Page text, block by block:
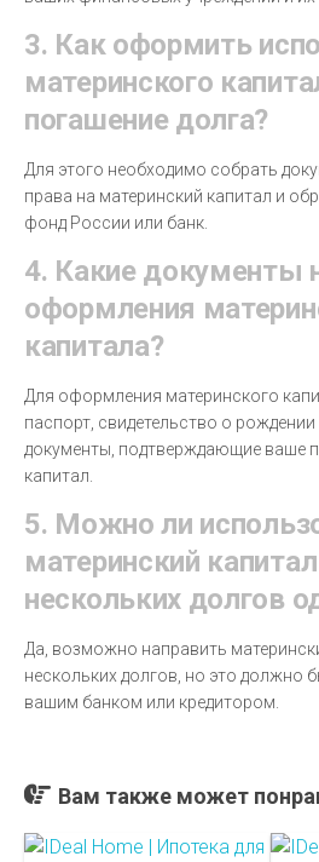
3. Как оформить
материнского
погашение долга?
Для этого необходимо собрать
права на материнский капитал и
фонд России или банк.
4. Какие документы
оформления
капитала?
Для оформления материнского
паспорт, свидетельство о рождении
документы, подтверждающие ваше
капитал.
5. Можно ли
материнский
нескольких долгов
Да, возможно направить
нескольких долгов, но это должно
вашим банком или кредитором.
Вам также может